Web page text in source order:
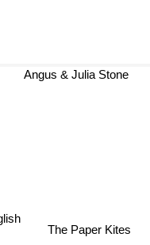
The Paper Kites
Angus & Julia Stone